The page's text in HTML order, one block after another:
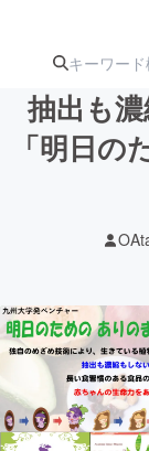
テク
映像
抽出も
「明日